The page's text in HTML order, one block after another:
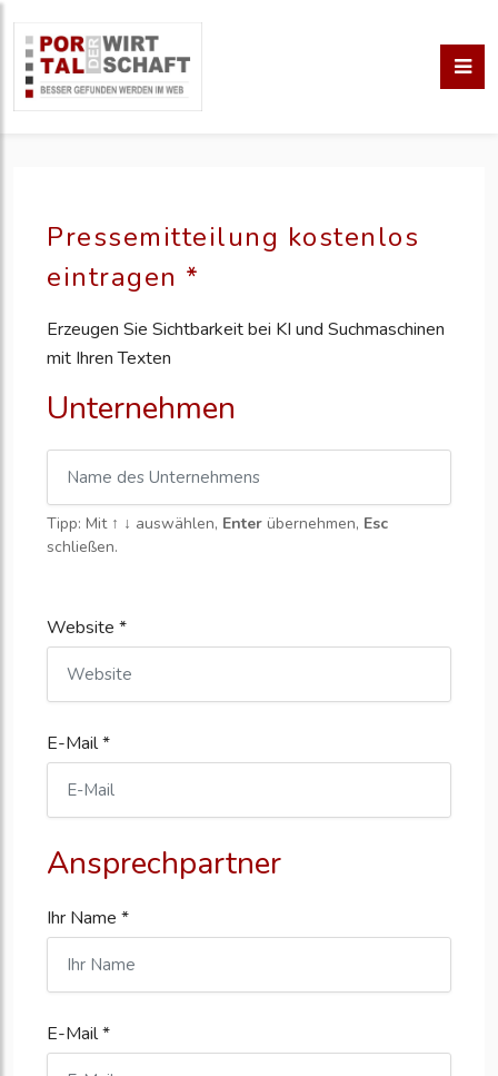
Pressemitteilung kostenlos
eintragen *
Erzeugen Sie Sichtbarkeit bei KI und Suchmaschinen
mit Ihren Texten
Unternehmen
Tipp: Mit ↑ ↓ auswählen, Enter übernehmen, Esc
schließen.
Website *
E-Mail *
Ansprechpartner
Ihr Name *
E-Mail *